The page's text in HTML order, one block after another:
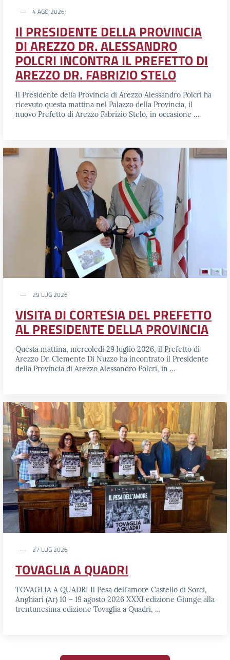
4 AGO 2026
Il PRESIDENTE DELLA PROVINCIA
DI AREZZO DR. ALESSANDRO
POLCRI INCONTRA IL PREFETTO DI
AREZZO DR. FABRIZIO STELO
Il Presidente della Provincia di Arezzo Alessandro Polcri ha
ricevuto questa mattina nel Palazzo della Provincia, il
nuovo Prefetto di Arezzo Fabrizio Stelo, in occasione …
29 LUG 2026
VISITA DI CORTESIA DEL PREFETTO
AL PRESIDENTE DELLA PROVINCIA
Questa mattina, mercoledì 29 luglio 2026, il Prefetto di
Arezzo Dr. Clemente Di Nuzzo ha incontrato il Presidente
della Provincia di Arezzo Alessandro Polcri, in …
27 LUG 2026
TOVAGLIA A QUADRI
TOVAGLIA A QUADRI Il Pesa dell’amore Castello di Sorci,
Anghiari (Ar) 10 – 19 agosto 2026 XXXI edizione Giunge alla
trentunesima edizione Tovaglia a Quadri, …